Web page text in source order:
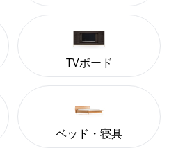
TVボード
ベッド・寝具